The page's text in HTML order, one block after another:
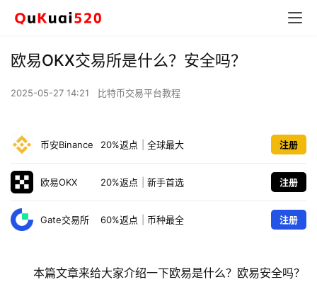
欧易OKX交易所是什么？安全吗？
2025-05-27 14:21 比特币交易平台教程
币安Binance 20%返点 全球最大 注册
欧易OKX 20%返点 新手首选 注册
Gate交易所 60%返点 币种最全 注册
本篇文章来给大家介绍一下欧易是什么？欧易安全吗？